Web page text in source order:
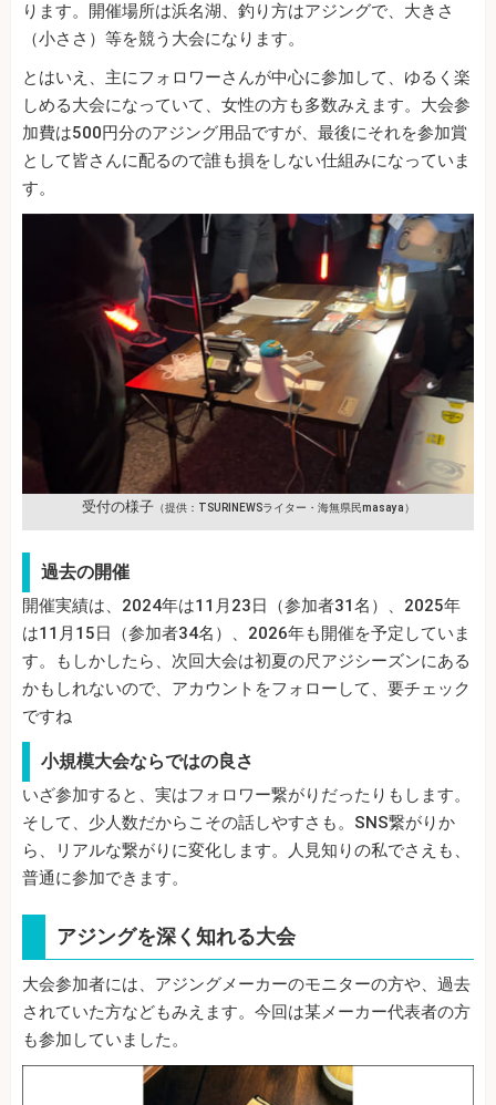
ります。開催場所は浜名湖、釣り方はアジングで、大きさ
（小ささ）等を競う大会になります。
とはいえ、主にフォロワーさんが中心に参加して、ゆるく楽
しめる大会になっていて、女性の方も多数みえます。大会参
加費は500円分のアジング用品ですが、最後にそれを参加賞
として皆さんに配るので誰も損をしない仕組みになっていま
す。
受付の様子（提供：TSURINEWSライター・海無県民masaya）
過去の開催
開催実績は、2024年は11月23日（参加者31名）、2025年
は11月15日（参加者34名）、2026年も開催を予定していま
す。もしかしたら、次回大会は初夏の尺アジシーズンにある
かもしれないので、アカウントをフォローして、要チェック
ですね
小規模大会ならではの良さ
いざ参加すると、実はフォロワー繋がりだったりもします。
そして、少人数だからこその話しやすさも。SNS繋がりか
ら、リアルな繋がりに変化します。人見知りの私でさえも、
普通に参加できます。
アジングを深く知れる大会
大会参加者には、アジングメーカーのモニターの方や、過去
されていた方などもみえます。今回は某メーカー代表者の方
も参加していました。